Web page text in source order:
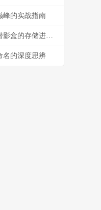
峰的实战指南
我的世界箱子怎么升级，从木箱到潜影盒的存储进化之路
名的深度思辨